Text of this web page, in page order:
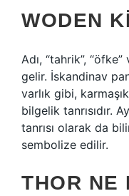
WODEN
Adı, “tahrik”,
gelir. İskandinav
varlık gibi,
bilgelik tanrısıdır.
tanrısı olarak da
sembolize edilir.
THOR NE